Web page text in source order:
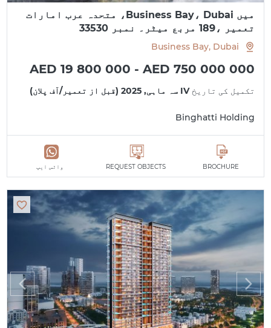
میں Business Bay، Dubai، متحدہ عرب امارات
تعمیر ،189 مربع میٹر۔ نمبر 33530
Business Bay, Dubai
AED 19 800 000 - AED 750 000 000
تکمیل کی تاریخIV سہ ماہی, 2025 (قبل از تعمیر/آف پلان)
Binghatti Holding
BROCHURE
REQUEST OBJECTS واٹس ایپ